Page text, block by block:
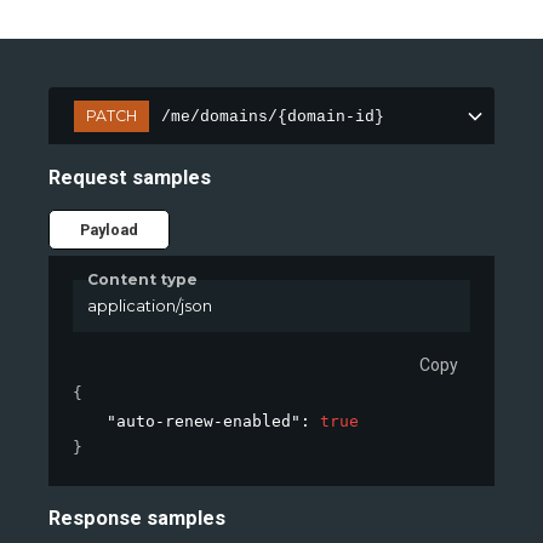
PATCH /me/domains/{domain-id}
Request samples
Payload
Content type
application/json
Copy
{
"auto-renew-enabled" : true
}
Response samples